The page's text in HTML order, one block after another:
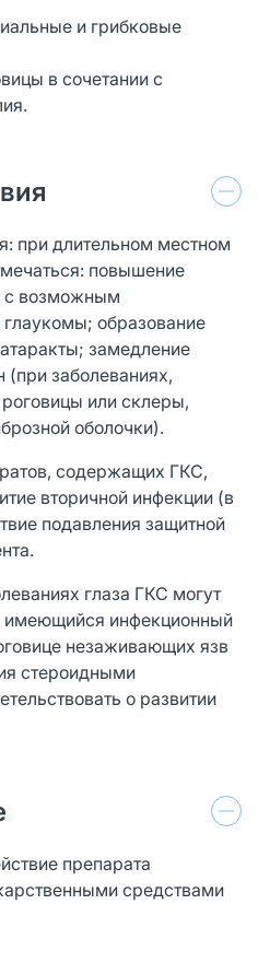
и грибковые
в сочетании с
при длительном местном
повышение
с возможным
образование
замедление
(при заболеваниях,
или склеры,
оболочки).
содержащих ГКС,
вторичной инфекции (в
подавления защитной
глаза ГКС могут
имеющийся инфекционный
незаживающих язв
стероидными
о развитии
препарата
средствами